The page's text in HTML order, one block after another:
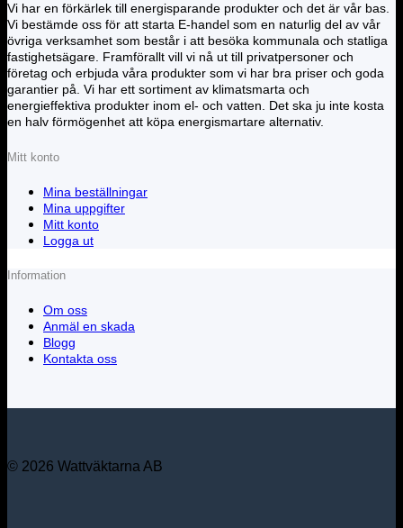
Vi har en förkärlek till energisparande produkter och det är vår bas.
Vi bestämde oss för att starta E-handel som en naturlig del av vår
övriga verksamhet som består i att besöka kommunala och statliga
fastighetsägare. Framförallt vill vi nå ut till privatpersoner och
företag och erbjuda våra produkter som vi har bra priser och goda
garantier på. Vi har ett sortiment av klimatsmarta och
energieffektiva produkter inom el- och vatten. Det ska ju inte kosta
en halv förmögenhet att köpa energismartare alternativ.
Mitt konto
Mina beställningar
Mina uppgifter
Mitt konto
Logga ut
Information
Om oss
Anmäl en skada
Blogg
Kontakta oss
© 2026 Wattväktarna AB